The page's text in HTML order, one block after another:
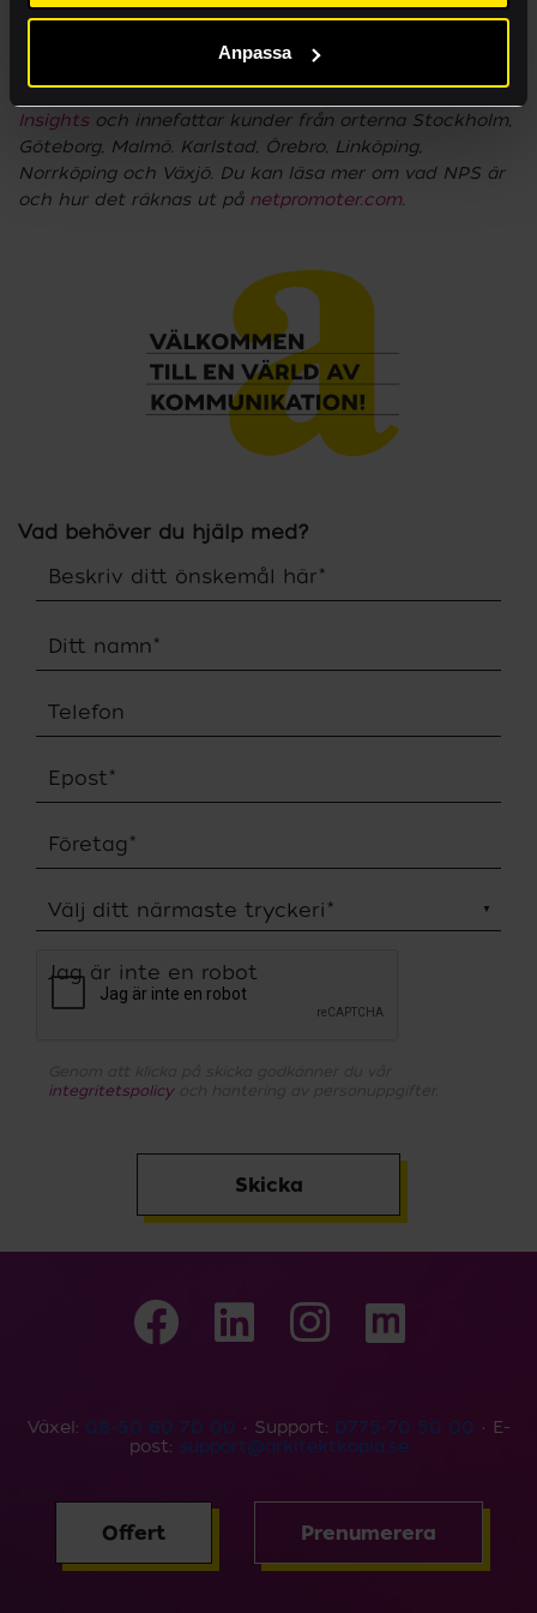
Anpassa
Arkitektkopia.
Undersökningen genomfördes på ett statistiskt
säkerställt sätt i samarbete medXtreme Business
Insights och innefattar kunder från orterna Stockholm,
Göteborg, Malmö. Karlstad, Örebro, Linköping,
Norrköping och Växjö. Du kan läsa mer om vad NPS är
och hur det räknas ut på netpromoter.com.
Vad behöver du hjälp med?
Beskriv ditt önskemål här*
Ditt namn*
Telefon
Epost*
Företag *
Välj ditt närmaste tryckeri *
Jag är inte en robot
Genom att klicka på skicka godkänner du vår
integritetspolicyoch hantering av personuppgifter.
Skicka
Växel: 08-50 60 70 00 • Support: 0775-70 50 00 • E-
post: support@arkitektkopia.se
Offert Prenumerera